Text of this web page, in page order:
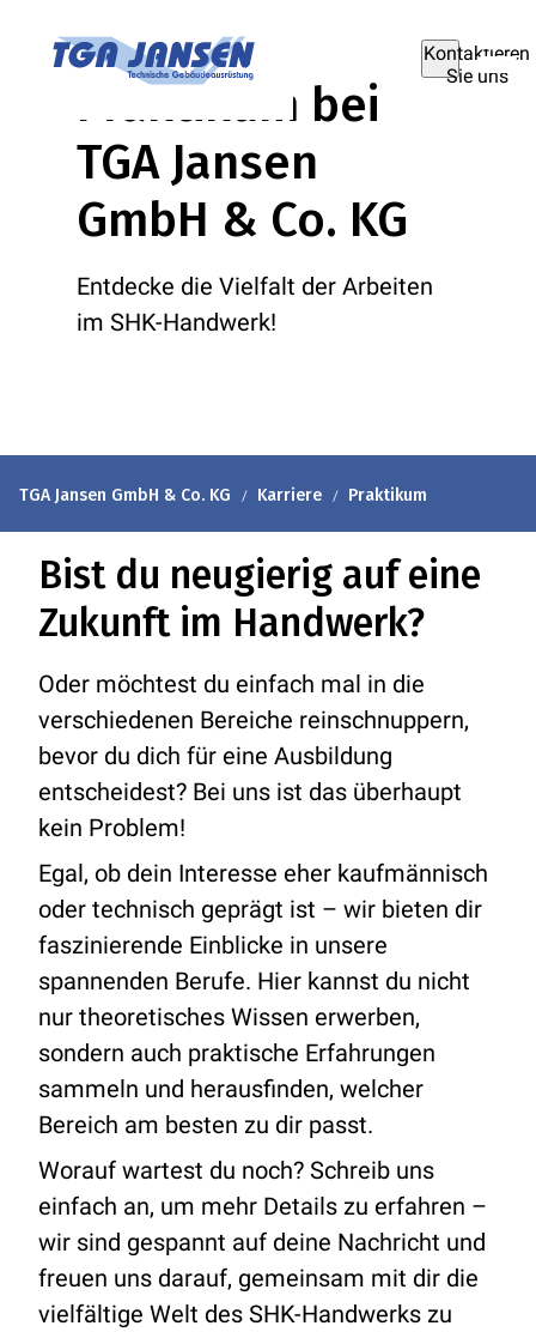
Kontaktieren
Sie uns
Praktikum bei
TGA Jansen
GmbH & Co. KG
Entdecke die Vielfalt der Arbeiten
im SHK-Handwerk!
TGA Jansen GmbH & Co. KG Karriere Praktikum
Bist du neugierig auf eine
Zukunft im Handwerk?
Oder möchtest du einfach mal in die
verschiedenen Bereiche reinschnuppern,
bevor du dich für eine Ausbildung
entscheidest? Bei uns ist das überhaupt
kein Problem!
Egal, ob dein Interesse eher kaufmännisch
oder technisch geprägt ist – wir bieten dir
faszinierende Einblicke in unsere
spannenden Berufe. Hier kannst du nicht
nur theoretisches Wissen erwerben,
sondern auch praktische Erfahrungen
sammeln und herausfinden, welcher
Bereich am besten zu dir passt.
Worauf wartest du noch? Schreib uns
einfach an, um mehr Details zu erfahren –
wir sind gespannt auf deine Nachricht und
freuen uns darauf, gemeinsam mit dir die
vielfältige Welt des SHK-Handwerks zu